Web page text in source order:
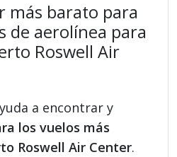
más barato para
de aerolínea para
Roswell Air
a encontrar y
los vuelos más
Roswell Air Center.